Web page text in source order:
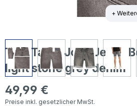
+
Tom Tailor Josh Jeans
light stone grey denim
Regulärer Preis:
49,99 €
Preise inkl. gesetzlicher MwSt.